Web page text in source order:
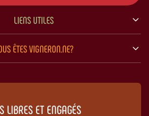
LIENS UTILES
ÊTES VIGNERON.NE?
LIBRES ET ENGAGÉS